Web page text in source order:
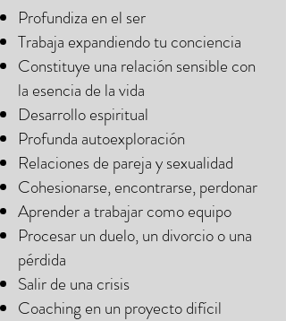
Profundiza en el ser
Trabaja expandiendo tu conciencia
Constituye una relación sensible con
la esencia de la vida
Desarrollo espiritual
Profunda autoexploración
Relaciones de pareja y sexualidad
Cohesionarse, encontrarse, perdonar
Aprender a trabajar como equipo
Procesar un duelo, un divorcio o una
pérdida
Salir de una crisis
Coaching en un proyecto difícil